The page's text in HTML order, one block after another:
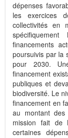
dépenses
les exercices
collectivités en
financements
poursuivis par la
pour 2030.
financement
publiques et
biodiversité. Le
financement en
au montant des
mission fait de
certaines